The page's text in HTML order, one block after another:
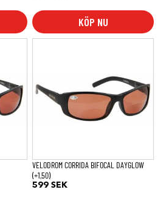
KÖP NU
VELODROM CORRIDA BIFOCAL DAYGLOW
(+1,50)
599 SEK